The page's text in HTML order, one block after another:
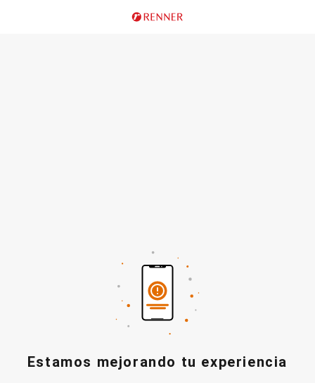
Estamos mejorando tu experiencia